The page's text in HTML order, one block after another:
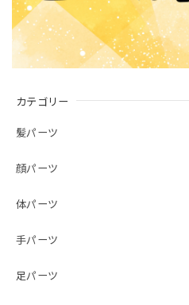
カテゴリー
髪パーツ
顔パーツ
体パーツ
手パーツ
足パーツ